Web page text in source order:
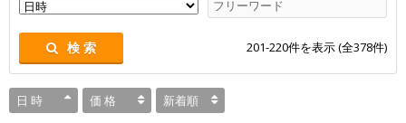
検 索 201-220件を表示 (全378件)
日 時 価 格 新着順